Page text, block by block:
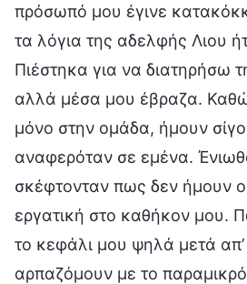
πρόσωπό μου έγινε
τα λόγια της αδελφής Λιου
Πιέστηκα για να διατηρήσω
αλλά μέσα μου έβραζα.
μόνο στην ομάδα, ήμουν
αναφερόταν σε εμένα.
σκέφτονταν πως δεν ήμουν
εργατική στο καθήκον μου.
το κεφάλι μου ψηλά μετά
αρπαζόμουν με το